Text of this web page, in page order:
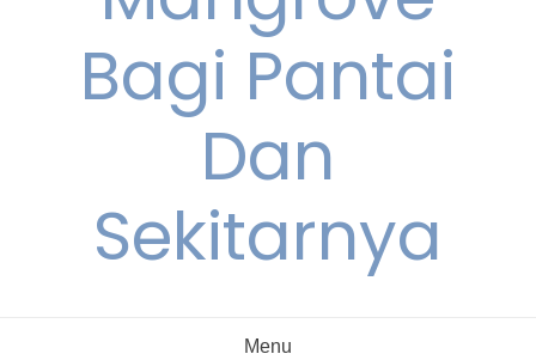
Bagi Pantai
Dan
Sekitarnya
Menu